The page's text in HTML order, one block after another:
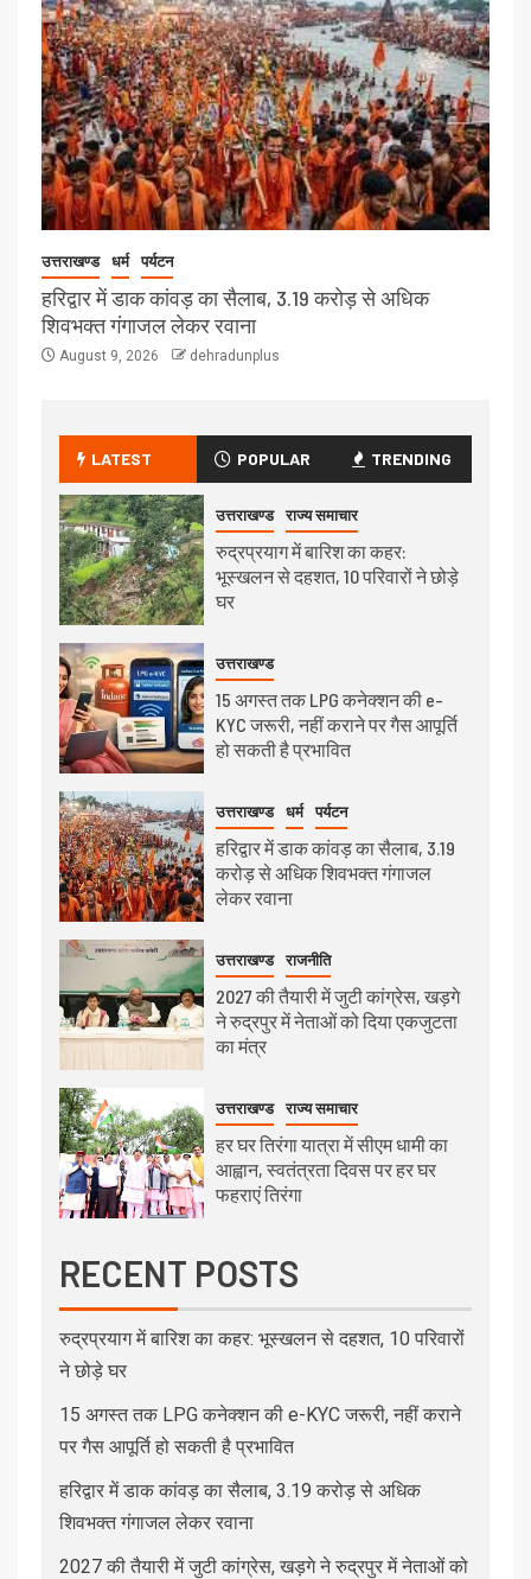
उत्तराखण्ड धर्म पर्यटन
हरिद्वार में डाक कांवड़ का सैलाब, 3.19 करोड़ से अधिक
शिवभक्त गंगाजल लेकर रवाना
August 9, 2026 dehradunplus
LATEST POPULAR TRENDING
उत्तराखण्ड राज्य समाचार
रुद्रप्रयाग में बारिश का कहर:
भूस्खलन से दहशत, 10 परिवारों ने छोड़े
घर
उत्तराखण्ड
15 अगस्त तक LPG कनेक्शन की e-
KYC जरूरी, नहीं कराने पर गैस आपूर्ति
हो सकती है प्रभावित
उत्तराखण्ड धर्म पर्यटन
हरिद्वार में डाक कांवड़ का सैलाब, 3.19
करोड़ से अधिक शिवभक्त गंगाजल
लेकर रवाना
उत्तराखण्ड राजनीति
2027 की तैयारी में जुटी कांग्रेस, खड़गे
ने रुद्रपुर में नेताओं को दिया एकजुटता
का मंत्र
उत्तराखण्ड राज्य समाचार
हर घर तिरंगा यात्रा में सीएम धामी का
आह्वान, स्वतंत्रता दिवस पर हर घर
फहराएं तिरंगा
RECENT POSTS
रुद्रप्रयाग में बारिश का कहर: भूस्खलन से दहशत, 10 परिवारों
ने छोड़े घर
15 अगस्त तक LPG कनेक्शन की e-KYC जरूरी, नहीं कराने
पर गैस आपूर्ति हो सकती है प्रभावित
हरिद्वार में डाक कांवड़ का सैलाब, 3.19 करोड़ से अधिक
शिवभक्त गंगाजल लेकर रवाना
2027 की तैयारी में जुटी कांग्रेस, खड़गे ने रुद्रपुर में नेताओं को